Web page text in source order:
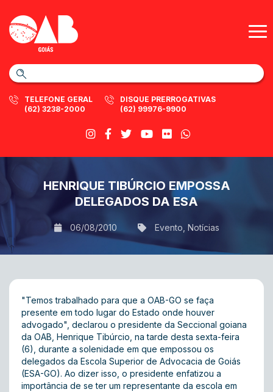
TELEFONE GERAL
(62) 3238-2000
DISQUE PRERROGATIVAS
(62) 99976-9900
HENRIQUE TIBÚRCIO EMPOSSA
DELEGADOS DA ESA
06/08/2010 Evento Notícias
"Temos trabalhado para que a OAB-GO se faça
presente em todo lugar do Estado onde houver
advogado", declarou o presidente da Seccional goiana
da OAB, Henrique Tibúrcio, na tarde desta sexta-feira
(6), durante a solenidade em que empossou os
delegados da Escola Superior de Advocacia de Goiás
(ESA-GO). Ao dizer isso, o presidente enfatizou a
importância de se ter um representante da escola em